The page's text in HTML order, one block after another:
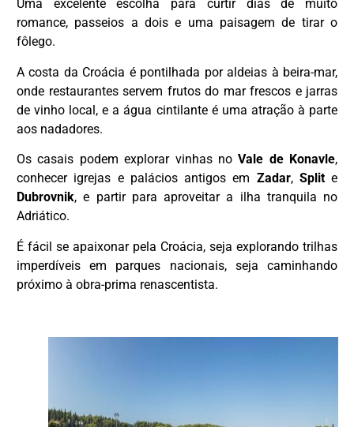
Uma excelente escolha para curtir dias de muito
romance, passeios a dois e uma paisagem de tirar o
fôlego.
A costa da Croácia é pontilhada por aldeias à beira-mar,
onde restaurantes servem frutos do mar frescos e jarras
de vinho local, e a água cintilante é uma atração à parte
aos nadadores.
Os casais podem explorar vinhas noVale de Konavle,
conhecer igrejas e palácios antigos em Zadar, Splite
Dubrovnik, e partir para aproveitar a ilha tranquila no
Adriático.
É fácil se apaixonar pela Croácia, seja explorando trilhas
imperdíveis em parques nacionais, seja caminhando
próximo à obra-prima renascentista.